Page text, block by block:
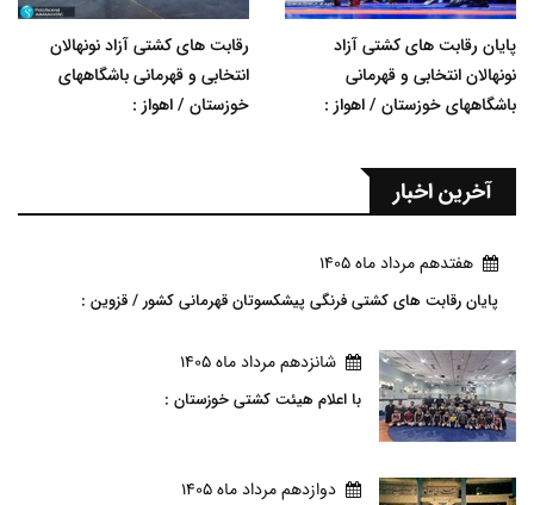
پایان رقابت های کشتی آزاد
نونهالان انتخابی و قهرمانی
باشگاههای خوزستان / اهواز :
رقابت های کشتی آزاد نونهالان
انتخابی و قهرمانی باشگاههای
خوزستان / اهواز :
آخرین اخبار
هفتدهم مرداد ماه 1405
پایان رقابت های کشتی فرنگی پیشکسوتان قهرمانی کشور / قزوین :
شانزدهم مرداد ماه 1405
با اعلام هیئت کشتی خوزستان :
دوازدهم مرداد ماه 1405